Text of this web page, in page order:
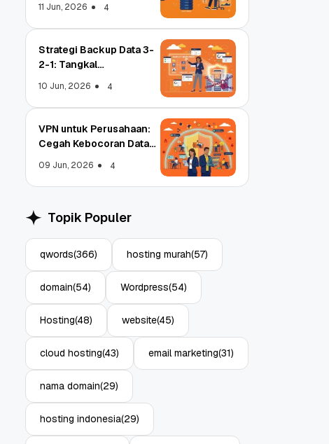
Object Storage untuk
Aplikasi: Atasi Limitasi
4
11 Jun, 2026 4
Strategi Backup Data 3-
2-1: Tangkal
10 Jun, 2026 4
VPN untuk Perusahaan:
Cegah Kebocoran Data
09 Jun, 2026 4
Topik Populer
qwords(366) hosting murah(57)
domain(54) Wordpress(54)
Hosting(48) website(45)
cloud hosting(43) email marketing(31)
nama domain(29)
hosting indonesia(29)